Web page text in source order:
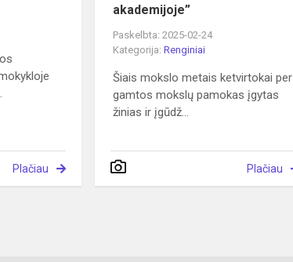
Plačiau
akademijoje”
Paskelbta: 2025-02-24
Kategorija:Renginiai
Šiais mokslo metais ketvirtokai per
gamtos mokslų pamokas įgytas
žinias ir įgūdž...
Plačiau